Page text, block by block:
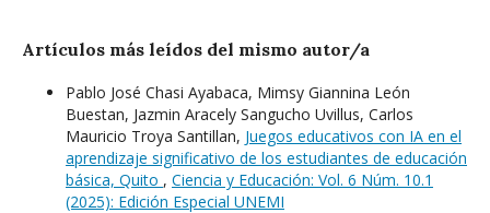
Artículos más leídos del mismo autor/a
Pablo José Chasi Ayabaca, Mimsy Giannina León
Buestan, Jazmin Aracely Sangucho Uvillus, Carlos
Mauricio Troya Santillan, Juegos educativos con IA en el
aprendizaje significativo de los estudiantes de educación
básica, Quito , Ciencia y Educación: Vol. 6 Núm. 10.1
(2025): Edición Especial UNEMI